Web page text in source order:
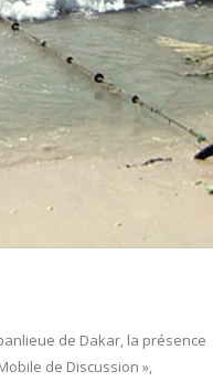
de Dakar, la présence
de Discussion »,